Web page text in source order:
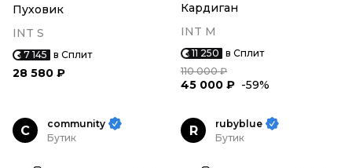
Пуховик
INT S
7 145 в Сплит
28 580 ₽
Кардиган
INT M
11 250 в Сплит
110 000 ₽
45 000 ₽ -59%
C
community
Бутик
R
rubyblue
Бутик